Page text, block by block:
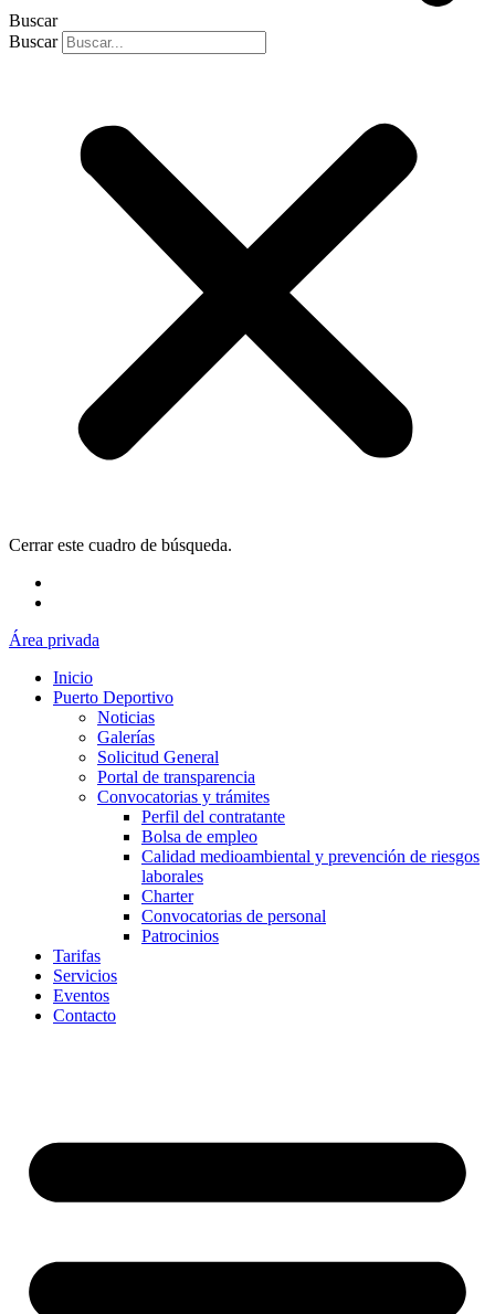
Buscar
Buscar
Cerrar este cuadro de búsqueda.
Área privada
Inicio
Puerto Deportivo
Noticias
Galerías
Solicitud General
Portal de transparencia
Convocatorias y trámites
Perfil del contratante
Bolsa de empleo
Calidad medioambiental y prevención de riesgos
laborales
Charter
Convocatorias de personal
Patrocinios
Tarifas
Servicios
Eventos
Contacto